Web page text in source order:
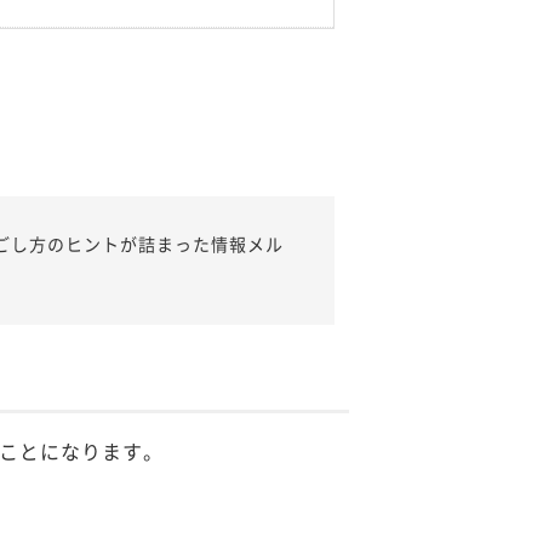
し方のヒントが詰まった情報メル
とになります。